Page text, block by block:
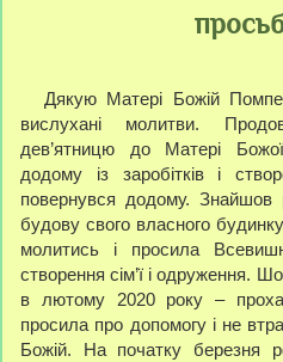
Дякую Матері Божій
вислухані молитви.
дев’ятницю до Матері
додому із заробітків і
повернувся додому. Знайшов
будову свого власного
молитись і просила
створення сім’ї і одруження.
в лютому 2020 року –
просила про допомогу і не
Божій. На початку березня